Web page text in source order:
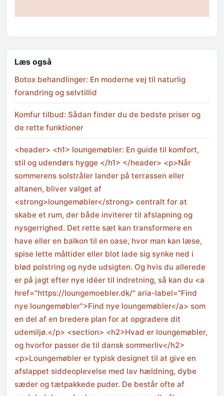
Læs også
Botox behandlinger: En moderne vej til naturlig
forandring og selvtillid
Komfur tilbud: Sådan finder du de bedste priser og
de rette funktioner
<header> <h1> loungemøbler: En guide til komfort,
stil og udendørs hygge </h1> </header> <p>Når
sommerens solstråler lander på terrassen eller
altanen, bliver valget af
<strong>loungemøbler</strong> centralt for at
skabe et rum, der både inviterer til afslapning og
nysgerrighed. Det rette sæt kan transformere en
have eller en balkon til en oase, hvor man kan læse,
spise lette måltider eller blot lade sig synke ned i
blød polstring og nyde udsigten. Og hvis du allerede
er på jagt efter nye idéer til indretning, så kan du <a
href="https://loungemoebler.dk/" aria-label="Find
nye loungemøbler">Find nye loungemøbler</a> som
en del af en bredere plan for at opgradere dit
udemiljø.</p> <section> <h2>Hvad er loungemøbler,
og hvorfor passer de til dansk sommerliv</h2>
<p>Loungemøbler er typisk designet til at give en
afslappet siddeoplevelse med lav hældning, dybe
sæder og tætpakkede puder. De består ofte af